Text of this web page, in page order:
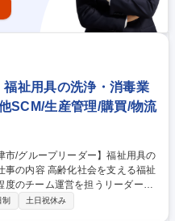
福祉用具の洗浄・消毒業
SCM/生産管理/購買/物流
のチーム運営を担うリーダー候
いながら、生産目標の管理やメン
土日祝休み